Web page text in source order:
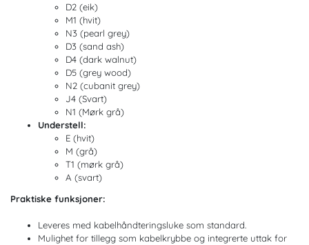
D2 (eik)
M1 (hvit)
N3 (pearl grey)
D3 (sand ash)
D4 (dark walnut)
D5 (grey wood)
N2 (cubanit grey)
J4 (Svart)
N1 (Mørk grå)
Understell:
E (hvit)
M (grå)
T1 (mørk grå)
A (svart)
Praktiske funksjoner:
Leveres med kabelhåndteringsluke som standard.
Mulighet for tillegg som kabelkrybbe og integrerte uttak for